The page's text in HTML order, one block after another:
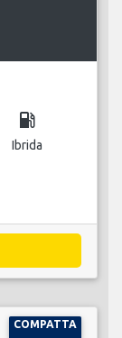
local_gas_station
Ibrida
COMPATTA